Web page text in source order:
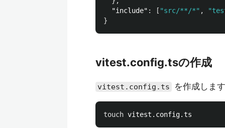
"include" : [ "src/**/*" ,
}
vitest.config.tsの作成
vitest.config.ts を作成します
touch